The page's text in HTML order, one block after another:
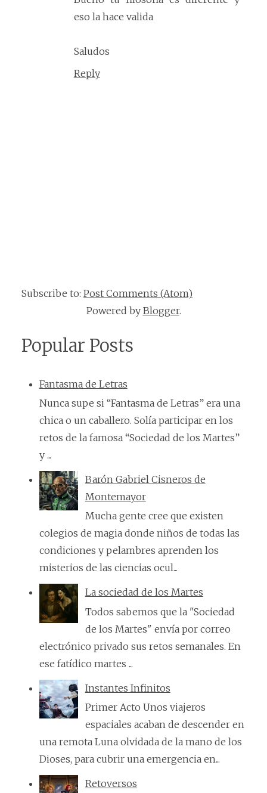
eso la hace valida
Saludos
Reply
Subscribe to: Post Comments (Atom)
Powered by Blogger.
Popular Posts
Fantasma de Letras
Nunca supe si “Fantasma de Letras” era una
chica o un caballero. Solía participar en los
retos de la famosa “Sociedad de los Martes”
y ...
Barón Gabriel Cisneros de
Montemayor
Mucha gente cree que existen
colegios de magia donde niños de todas las
condiciones y pelambres aprenden los
misterios de las ciencias ocul...
La sociedad de los Martes
Todos sabemos que la "Sociedad
de los Martes" envía por correo
electrónico privado sus retos semanales. En
ese fatídico martes ...
Instantes Infinitos
Primer Acto Unos viajeros
espaciales acaban de descender en
una remota Luna olvidada de la mano de los
Dioses, para cubrir una emergencia en...
Retoversos